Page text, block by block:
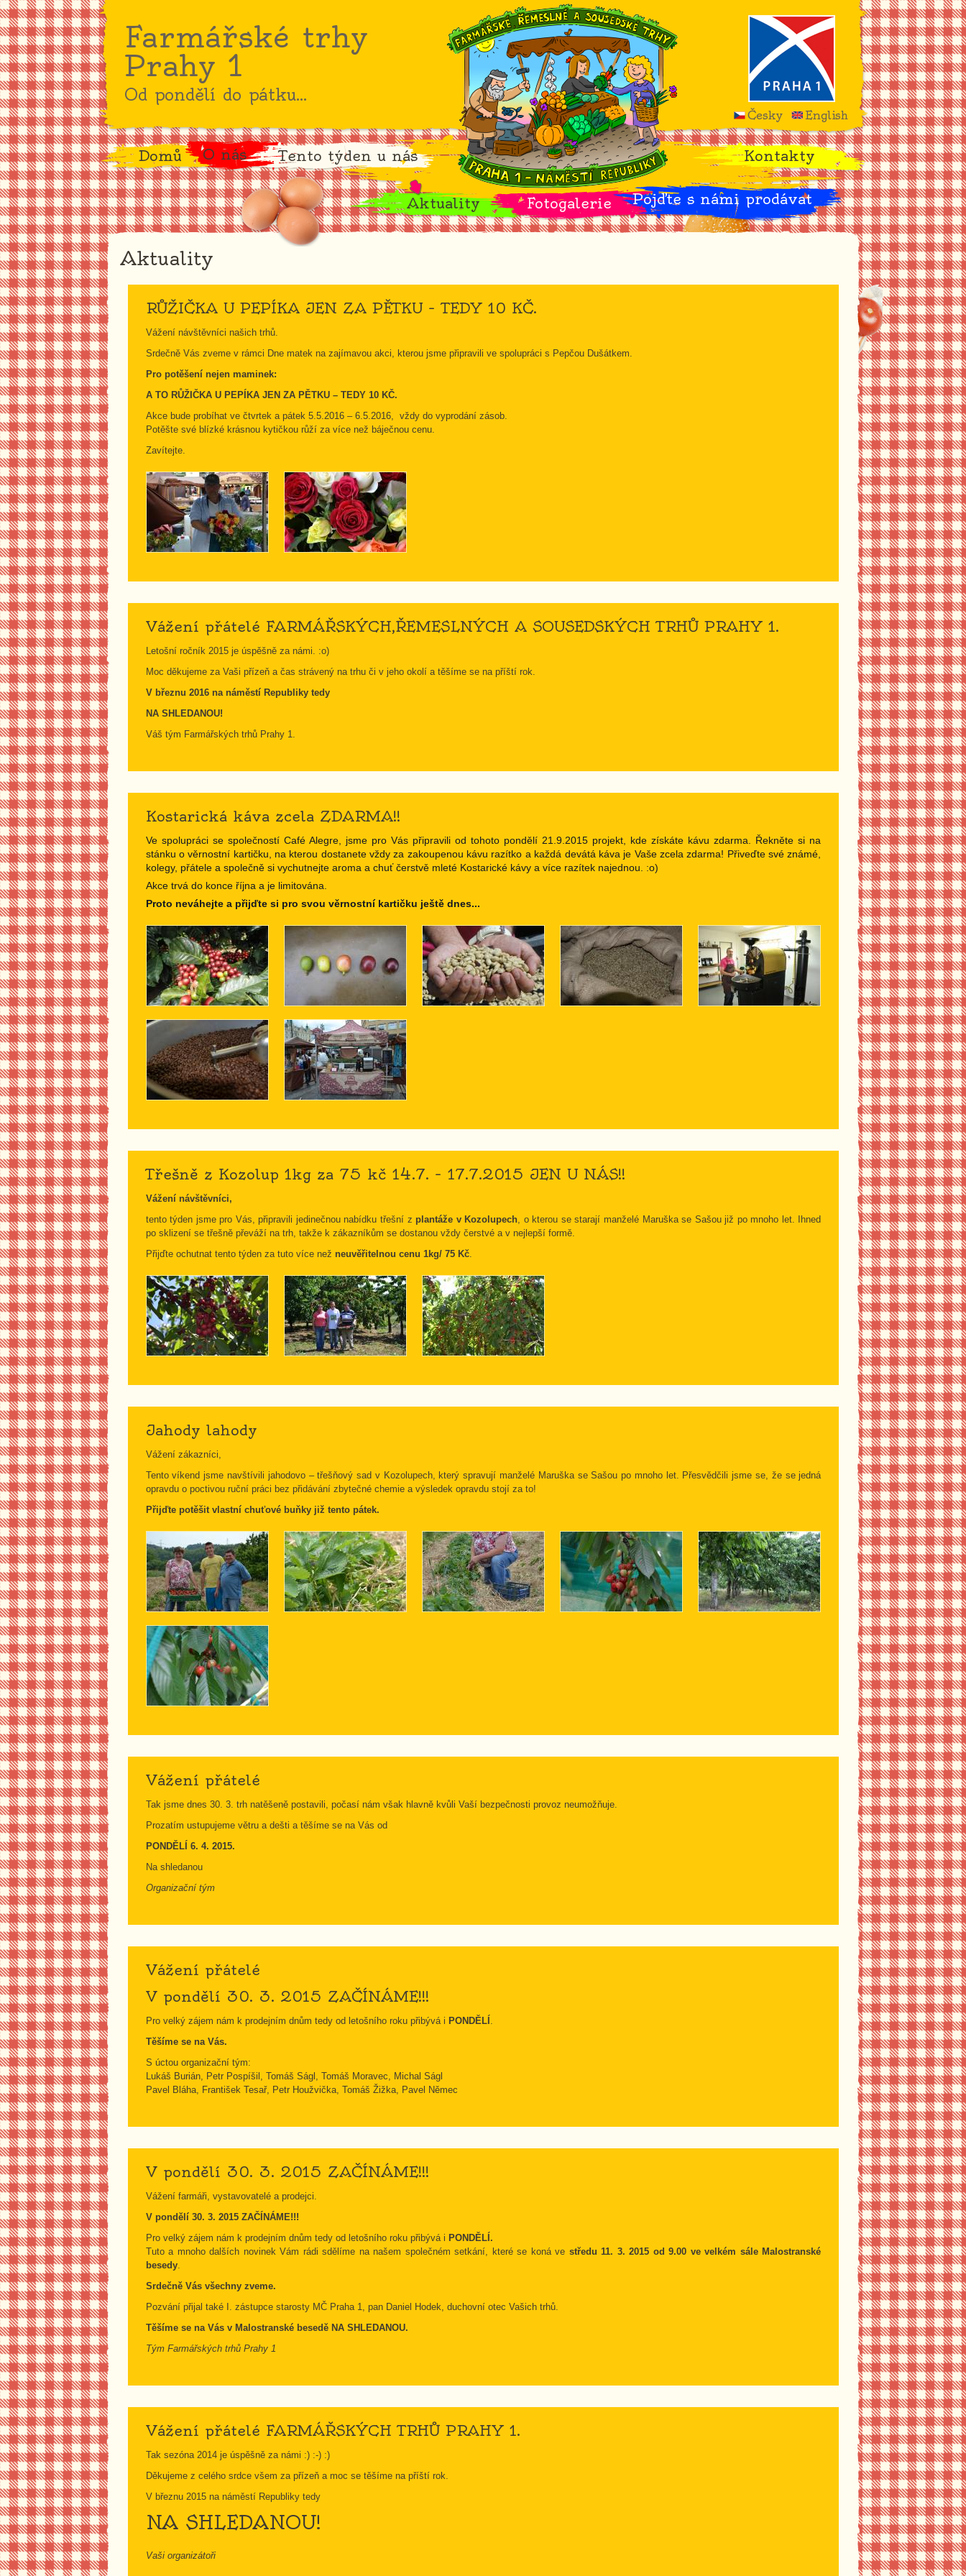
Farmářské trhy
Prahy 1
Od pondělí do pátku...
Česky English
Domů O nás Tento týden u nás
Aktuality Fotogalerie Pojďte s námi prodávat
Kontakty
Aktuality
RŮŽIČKA U PEPÍKA JEN ZA PĚTKU – TEDY 10 KČ.
Vážení návštěvníci našich trhů.
Srdečně Vás zveme v rámci Dne matek na zajímavou akci, kterou jsme připravili ve spolupráci s Pepčou Dušátkem.
Pro potěšení nejen maminek:
A TO RŮŽIČKA U PEPÍKA JEN ZA PĚTKU – TEDY 10 KČ.
Akce bude probíhat ve čtvrtek a pátek 5.5.2016 – 6.5.2016, vždy do vyprodání zásob.
Potěšte své blízké krásnou kytičkou růží za více než báječnou cenu.
Zavítejte.
Vážení přátelé FARMÁŘSKÝCH,ŘEMESLNÝCH A SOUSEDSKÝCH TRHŮ PRAHY 1.
Letošní ročník 2015 je úspěšně za námi. :o)
Moc děkujeme za Vaši přízeň a čas strávený na trhu či v jeho okolí a těšíme se na příští rok.
V březnu 2016 na náměstí Republiky tedy
NA SHLEDANOU!
Váš tým Farmářských trhů Prahy 1.
Kostarická káva zcela ZDARMA!!
Ve spolupráci se společností Café Alegre, jsme pro Vás připravili od tohoto pondělí 21.9.2015 projekt, kde získáte kávu zdarma. Řekněte si na
stánku o věrnostní kartičku, na kterou dostanete vždy za zakoupenou kávu razítko a každá devátá káva je Vaše zcela zdarma! Přiveďte své známé,
kolegy, přátele a společně si vychutnejte aroma a chuť čerstvě mleté Kostarické kávy a více razítek najednou. :o)
Akce trvá do konce října a je limitována.
Proto neváhejte a přijďte si pro svou věrnostní kartičku ještě dnes...
Třešně z Kozolup 1kg za 75 kč 14.7. – 17.7.2015 JEN U NÁS!!
Vážení návštěvníci,
tento týden jsme pro Vás, připravili jedinečnou nabídku třešní z plantáže v Kozolupech, o kterou se starají manželé Maruška se Sašou již po mnoho let. Ihned
po sklizení se třešně převáží na trh, takže k zákazníkům se dostanou vždy čerstvé a v nejlepší formě.
Přijďte ochutnat tento týden za tuto více než neuvěřitelnou cenu 1kg/ 75 Kč.
Jahody lahody
Vážení zákazníci,
Tento víkend jsme navštívili jahodovo – třešňový sad v Kozolupech, který spravují manželé Maruška se Sašou po mnoho let. Přesvědčili jsme se, že se jedná
opravdu o poctivou ruční práci bez přidávání zbytečné chemie a výsledek opravdu stojí za to!
Přijďte potěšit vlastní chuťové buňky již tento pátek.
Vážení přátelé
Tak jsme dnes 30. 3. trh natěšeně postavili, počasí nám však hlavně kvůli Vaší bezpečnosti provoz neumožňuje.
Prozatím ustupujeme větru a dešti a těšíme se na Vás od
PONDĚLÍ 6. 4. 2015.
Na shledanou
Organizační tým
Vážení přátelé
V pondělí 30. 3. 2015 ZAČÍNÁME!!!
Pro velký zájem nám k prodejním dnům tedy od letošního roku přibývá i PONDĚLÍ .
Těšíme se na Vás.
S úctou organizační tým:
Lukáš Burián, Petr Pospíšil, Tomáš Ságl, Tomáš Moravec, Michal Ságl
Pavel Bláha, František Tesař, Petr Houžvička, Tomáš Žižka, Pavel Němec
V pondělí 30. 3. 2015 ZAČÍNÁME!!!
Vážení farmáři, vystavovatelé a prodejci.
V pondělí 30. 3. 2015 ZAČÍNÁME!!!
Pro velký zájem nám k prodejním dnům tedy od letošního roku přibývá i PONDĚLÍ.
Tuto a mnoho dalších novinek Vám rádi sdělíme na našem společném setkání, které se koná ve středu 11. 3. 2015 od 9.00 ve velkém sále Malostranské
besedy.
Srdečně Vás všechny zveme.
Pozvání přijal také I. zástupce starosty MČ Praha 1, pan Daniel Hodek, duchovní otec Vašich trhů.
Těšíme se na Vás v Malostranské besedě NA SHLEDANOU.
Tým Farmářských trhů Prahy 1
Vážení přátelé FARMÁŘSKÝCH TRHŮ PRAHY 1.
Tak sezóna 2014 je úspěšně za námi :) :-) :)
Děkujeme z celého srdce všem za přízeň a moc se těšíme na příští rok.
V březnu 2015 na náměstí Republiky tedy
NA SHLEDANOU!
Vaši organizátoři